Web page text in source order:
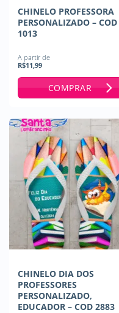
CHINELO PROFESSORA
PERSONALIZADO – COD
1013
A partir de
R$11,99
COMPRAR
CHINELO DIA DOS
PROFESSORES
PERSONALIZADO,
EDUCADOR – COD 2883